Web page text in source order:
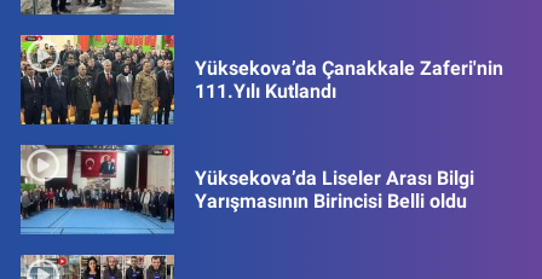
Yüksekova’da Çanakkale Zaferi'nin
111.Yılı Kutlandı
Yüksekova’da Liseler Arası Bilgi
Yarışmasının Birincisi Belli oldu